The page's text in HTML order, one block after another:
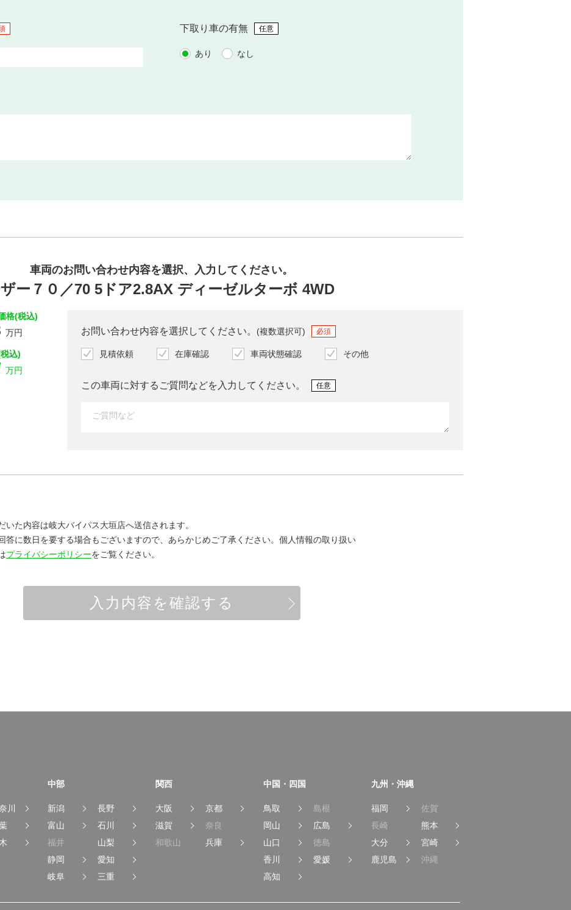
下取り車の有無 任意
あり なし
車両のお問い合わせ内容を選択、入力してください。
ー７０／70 5ドア2.8AX ディーゼルターボ 4WD
格(税込)
万円
込)
万円
お問い合わせ内容を選択してください。 (複数選択可) 必須
見積依頼 在庫確認 車両状態確認 その他
この車両に対するご質問などを入力して ください。 任意
いた内容は岐大バイパス大垣店へ送信されます。
答に数日を要する場合もございますので、あらかじめご了承ください。 個人情報の取り扱い
プライバシーポリシーをご覧ください。
入力内容を確認する
川
中部
新潟
長野
富山
石川
福井
山梨
静岡
愛知
岐阜
三重
関西
大阪
京都
滋賀
奈良
和歌山
兵庫
中国・四国
鳥取
島根
岡山
広島
山口
徳島
香川
愛媛
高知
九州・沖縄
福岡
佐賀
長崎
熊本
大分
宮崎
鹿児島
沖縄